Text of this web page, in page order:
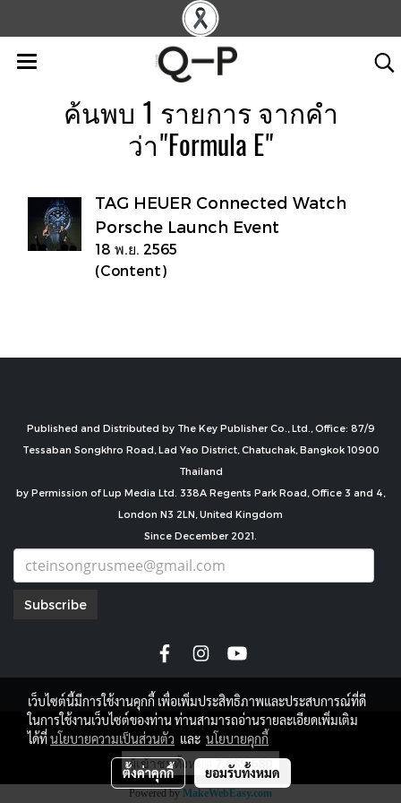
ค้นพบ 1 รายการ จากคำ
ว่า"Formula E"
TAG HEUER Connected Watch
Porsche Launch Event
18 พ.ย. 2565
(Content)
Published and Distributed by The Key Publisher Co., Ltd., Office: 87/9
Tessaban Songkhro Road, Lad Yao District, Chatuchak, Bangkok 10900
Thailand
by Permission of Lup Media Ltd. 338A Regents Park Road, Office 3 and 4,
London N3 2LN, United Kingdom
Since December 2021.
Subscribe
copyright by
ผู้เข้าชมทั้งหมด7,689,680
Powered byMakeWebEasy.com
เว็บไซต์นี้มีการใช้งานคุกกี้ เพื่อเพิ่มประสิทธิภาพและประสบการณ์ที่ดี
ในการใช้งานเว็บไซต์ของท่าน ท่านสามารถอ่านรายละเอียดเพิ่มเติม
ได้ที่นโยบายความเป็นส่วนตัว และ นโยบายคุกกี้
ตั้งค่าคุกกี้ ยอมรับทั้งหมด